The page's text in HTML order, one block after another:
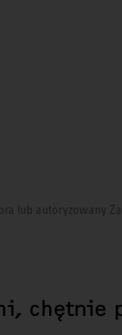
lub autoryzowany
chętnie